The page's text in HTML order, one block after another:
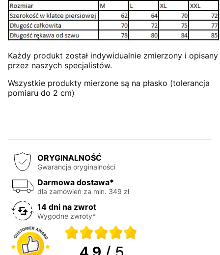
Każdy produkt został indywidualnie zmierzony i opisany
przez naszych specjalistów.
Wszystkie produkty mierzone są na płasko (tolerancja
pomiaru do 2 cm)
ORYGINALNOŚĆ
Gwarancja oryginalności
Darmowa dostawa*
dla zamówień za min. 349 zł
14 dni na zwrot
Wygodne zwroty*